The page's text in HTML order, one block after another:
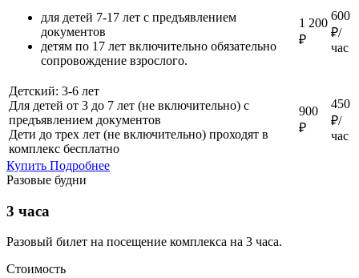
для детей 7-17 лет с предъявлением
документов
детям по 17 лет включительно обязательно
сопровождение взрослого.
1 200
₽
600
₽/
час
Детский: 3-6 лет
Для детей от 3 до 7 лет (не включительно) с
предъявлением документов
Дети до трех лет (не включительно) проходят в
комплекс бесплатно
900
₽
450
₽/
час
Купить Подробнее
Разовые будни
3 часа
Разовый билет на посещение комплекса на 3 часа.
Стоимость